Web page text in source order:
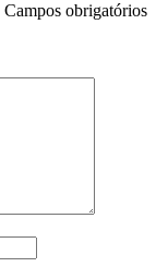
Campos obrigatórios